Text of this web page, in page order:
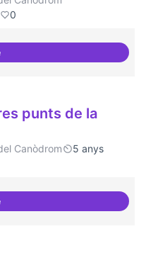
0
per la millora democràtica
punts de la
Canòdrom
5 anys
Ateneu a altres punts